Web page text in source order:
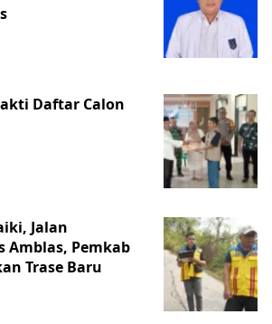
Daftar Calon
Jalan
Amblas, Pemkab
Trase Baru